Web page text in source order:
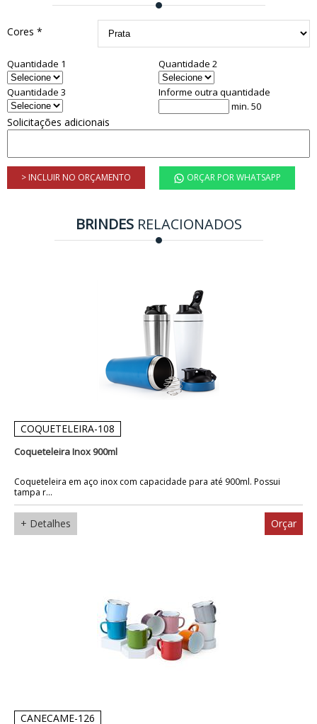
Cores *
Quantidade 1 Quantidade 2
Quantidade 3
Informe outra quantidade
min. 50
Solicitações adicionais
> INCLUIR NO ORÇAMENTO ORÇAR POR WHATSAPP
BRINDESRELACIONADOS
COQUETELEIRA-108
Coqueteleira Inox 900ml
Coqueteleira em aço inox com capacidade para até 900ml. Possui
tampa r...
+ Detalhes Orçar
CANECAME-126